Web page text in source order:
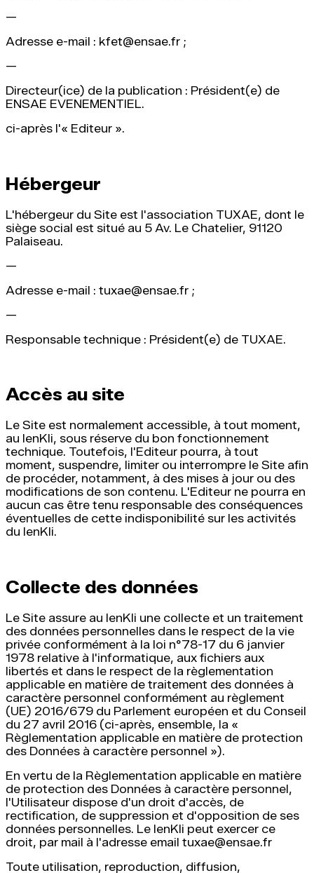
—
Adresse e-mail : kfet@ensae.fr ;
—
Directeur(ice) de la publication : Président(e) de
ENSAE EVENEMENTIEL.
ci-après l'« Editeur ».
Hébergeur
L'hébergeur du Site est l'association TUXAE, dont le
siège social est situé au 5 Av. Le Chatelier, 91120
Palaiseau.
—
Adresse e-mail : tuxae@ensae.fr ;
—
Responsable technique : Président(e) de TUXAE.
Accès au site
Le Site est normalement accessible, à tout moment,
au IenKli, sous réserve du bon fonctionnement
technique. Toutefois, l'Editeur pourra, à tout
moment, suspendre, limiter ou interrompre le Site afin
de procéder, notamment, à des mises à jour ou des
modifications de son contenu. L'Editeur ne pourra en
aucun cas être tenu responsable des conséquences
éventuelles de cette indisponibilité sur les activités
du IenKli.
Collecte des données
Le Site assure au IenKli une collecte et un traitement
des données personnelles dans le respect de la vie
privée conformément à la loi n°78-17 du 6 janvier
1978 relative à l'informatique, aux fichiers aux
libertés et dans le respect de la règlementation
applicable en matière de traitement des données à
caractère personnel conformément au règlement
(UE) 2016/679 du Parlement européen et du Conseil
du 27 avril 2016 (ci-après, ensemble, la «
Règlementation applicable en matière de protection
des Données à caractère personnel »).
En vertu de la Règlementation applicable en matière
de protection des Données à caractère personnel,
l'Utilisateur dispose d'un droit d'accès, de
rectification, de suppression et d'opposition de ses
données personnelles. Le IenKli peut exercer ce
droit, par mail à l'adresse email tuxae@ensae.fr
Toute utilisation, reproduction, diffusion,